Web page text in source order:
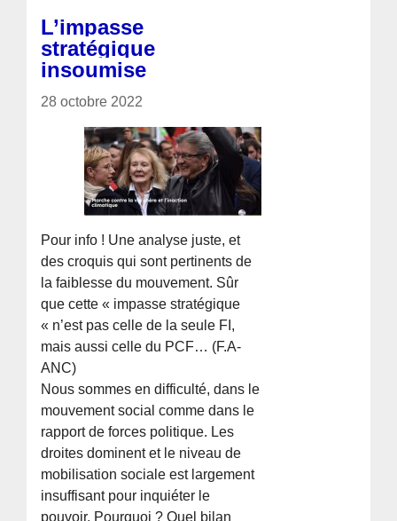
L’impasse
stratégique
insoumise
28 octobre 2022
Pour info ! Une analyse juste, et
des croquis qui sont pertinents de
la faiblesse du mouvement. Sûr
que cette « impasse stratégique
« n’est pas celle de la seule FI,
mais aussi celle du PCF… (F.A-
ANC)
Nous sommes en difficulté, dans le
mouvement social comme dans le
rapport de forces politique. Les
droites dominent et le niveau de
mobilisation sociale est largement
insuffisant pour inquiéter le
pouvoir. Pourquoi ? Quel bilan